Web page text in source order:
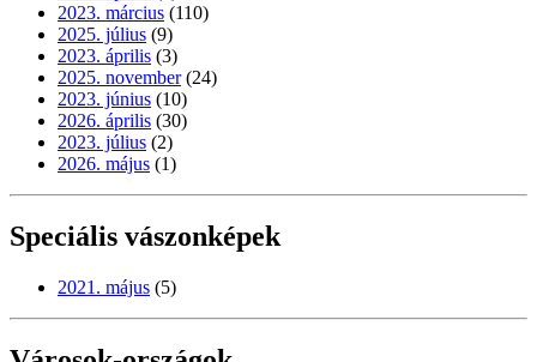
2023. március (110)
2025. július (9)
2023. április (3)
2025. november (24)
2023. június (10)
2026. április (30)
2023. július (2)
2026. május (1)
Speciális vászonképek
2021. május (5)